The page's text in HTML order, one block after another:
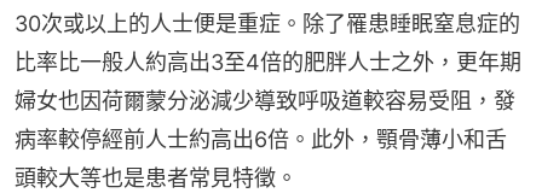
30次或以上的人士便是重症。除了罹患睡眠窒息症的
比率比一般人約高出3至4倍的肥胖人士之外，更年期
婦女也因荷爾蒙分泌減少導致呼吸道較容易受阻，發
病率較停經前人士約高出6倍。此外，顎骨薄小和舌
頭較大等也是患者常見特徵。